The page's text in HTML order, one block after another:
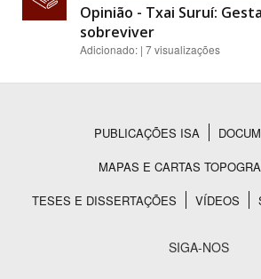
Opinião - Txai Suruí:
sobreviver
Adicionado: | 7 visualizações
Rodapé
PUBLICAÇÕES ISA
MAPAS E CARTAS
TESES E DISSERTAÇÕES
VÍDEOS
SIGA-NOS